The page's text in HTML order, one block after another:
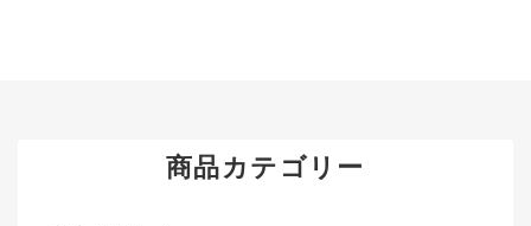
商品カテゴリー